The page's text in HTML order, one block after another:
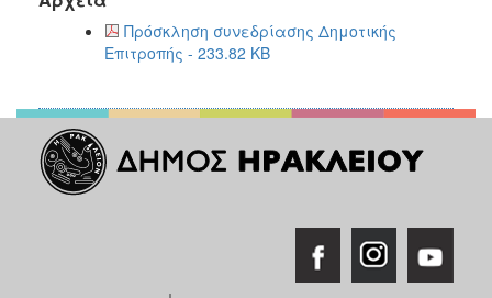
2017
2016
2013
2012
2011
Πρόσκληση συνεδρίασης Δημοτικής
Επιτροπής - 233.82 KB